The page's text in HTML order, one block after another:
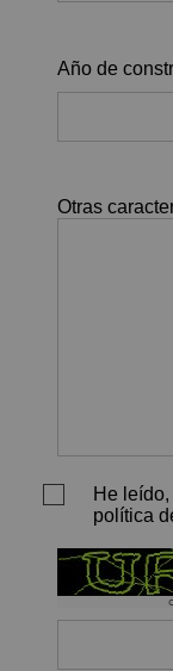
Año de
Otras
He
política